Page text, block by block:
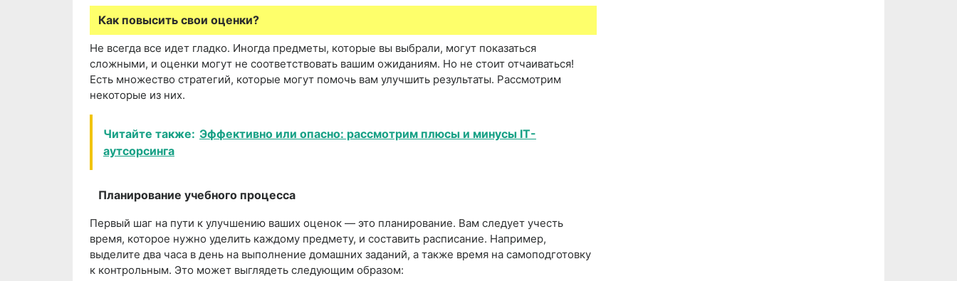
Как повысить свои оценки?
Не всегда все идет гладко. Иногда предметы, которые вы выбрали, могут показаться
сложными, и оценки могут не соответствовать вашим ожиданиям. Но не стоит отчаиваться!
Есть множество стратегий, которые могут помочь вам улучшить результаты. Рассмотрим
некоторые из них.
Читайте также: Эффективно или опасно: рассмотрим плюсы и минусы IT-
аутсорсинга
Планирование учебного процесса
Первый шаг на пути к улучшению ваших оценок — это планирование. Вам следует учесть
время, которое нужно уделить каждому предмету, и составить расписание. Например,
выделите два часа в день на выполнение домашних заданий, а также время на самоподготовку
к контрольным. Это может выглядеть следующим образом: